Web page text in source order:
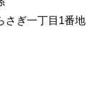
さぎ一丁目1番地